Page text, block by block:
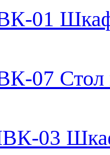
01
07 Стол
03